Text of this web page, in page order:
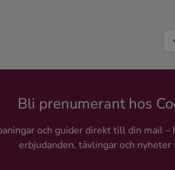
Bli prenumerant hos
och guider direkt till din mail
erbjudanden, tävlingar och